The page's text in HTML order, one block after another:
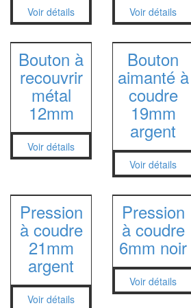
Broderie-Caneva
Bonneterie
Chaussant
Mouchoirs
Voir détails Voir détails
Bouton à
recouvrir
métal
12mm
Voir détails
Bouton
aimanté à
coudre
19mm
argent
Voir détails
Pression
à coudre
21mm
argent
Voir détails
Pression
à coudre
6mm noir
Voir détails